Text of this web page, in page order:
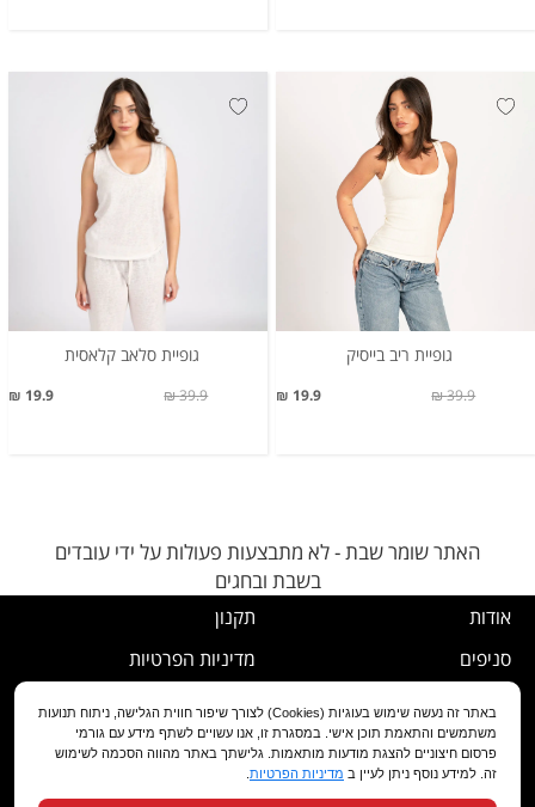
גופיית ריב בייסיק
19.9 ₪ 39.9 ₪
גופיית סלאב קלאסית
19.9 ₪ 39.9 ₪
האתר שומר שבת - לא מתבצעות פעולות על ידי עובדים
בשבת ובחגים
אודות
סניפים
שירות לקוחות
מועדון לקוחות
תקנון
מדיניות הפרטיות
נוהל ביטול עסקה
מדיניות החלפה/החזרה/ביטול
הצהרת נגישות
באתר זה נעשה שימוש בעוגיות (Cookies) לצורך שיפור חווית הגלישה, ניתוח תנועות
משתמשים והתאמת תוכן אישי. במסגרת זו, אנו עשויים לשתף מידע עם גורמי
פרסום חיצוניים להצגת מודעות מותאמות. גלישתך באתר מהווה הסכמה לשימוש
זה. למידע נוסף ניתן לעיין ב מדיניות הפרטיות